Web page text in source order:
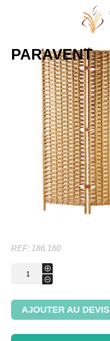
PARAVENT
REF: 186.160
-
+
AJOUTER AU DEVIS